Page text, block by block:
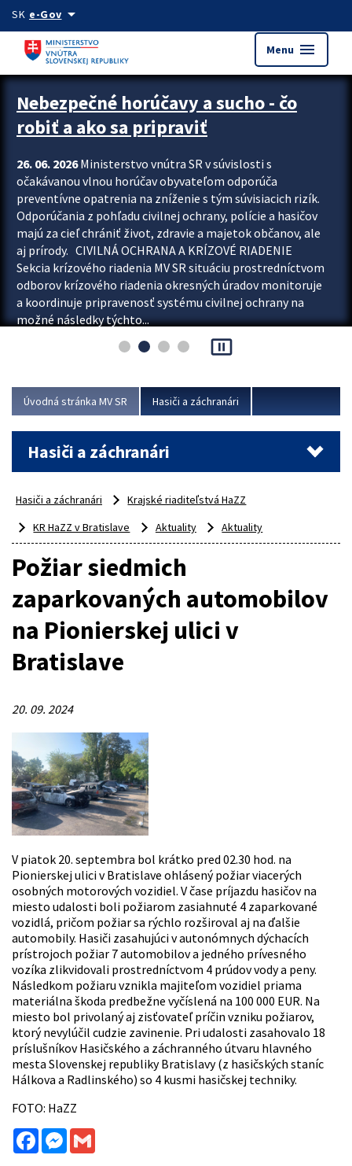
Preskocit na hlavný obsah
SK e-Govarrow_drop_down
Menu menu
Zastavit automatický posun upútavok
Nebezpečné horúčavy a sucho - čo
robiť a ako sa pripraviť
26. 06. 2026Ministerstvo vnútra SR v súvislosti s
očakávanou vlnou horúčav obyvateľom odporúča
preventívne opatrenia na zníženie s tým súvisiacich rizík.
Odporúčania z pohľadu civilnej ochrany, polície a hasičov
majú za cieľ chrániť život, zdravie a majetok občanov, ale
aj prírody. CIVILNÁ OCHRANA A KRÍZOVÉ RIADENIE
Sekcia krízového riadenia MV SR situáciu prostredníctvom
odborov krízového riadenia okresných úradov monitoruje
a koordinuje pripravenosť systému civilnej ochrany na
možné následky týchto...
pause_presentation
Úvodná stránka MV SR Hasiči a záchranári
Hasiči a záchranári
Hasiči a záchranári
Krajské riaditeľstvá HaZZ
KR HaZZ v Bratislave
Aktuality Aktuality
Požiar siedmich
zaparkovaných automobilov
na Pionierskej ulici v
Bratislave
20. 09. 2024
V piatok 20. septembra bol krátko pred 02.30 hod. na
Pionierskej ulici v Bratislave ohlásený požiar viacerých
osobných motorových vozidiel. V čase príjazdu hasičov na
miesto udalosti boli požiarom zasiahnuté 4 zaparkované
vozidlá, pričom požiar sa rýchlo rozširoval aj na ďalšie
automobily. Hasiči zasahujúci v autonómnych dýchacích
prístrojoch požiar 7 automobilov a jedného prívesného
vozíka zlikvidovali prostredníctvom 4 prúdov vody a peny.
Následkom požiaru vznikla majiteľom vozidiel priama
materiálna škoda predbežne vyčíslená na 100 000 EUR. Na
miesto bol privolaný aj zisťovateľ príčin vzniku požiarov,
ktorý nevylúčil cudzie zavinenie. Pri udalosti zasahovalo 18
príslušníkov Hasičského a záchranného útvaru hlavného
mesta Slovenskej republiky Bratislavy (z hasičských staníc
Hálkova a Radlinského) so 4 kusmi hasičskej techniky.
FOTO: HaZZ
FacebookMessenger